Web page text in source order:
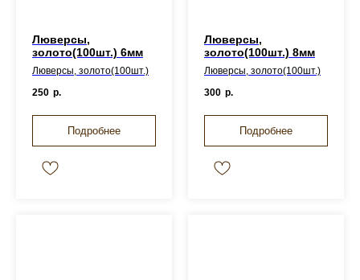
Люверсы,
золото(100шт.) 6мм
Люверсы, золото(100шт.)
250 р.
Подробнее
Люверсы,
золото(100шт.) 8мм
Люверсы, золото(100шт.)
300 р.
Подробнее